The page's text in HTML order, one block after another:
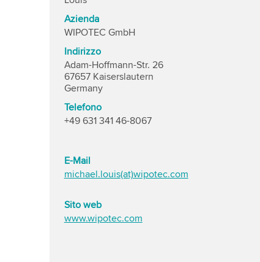
Azienda
WIPOTEC GmbH
Indirizzo
Adam-Hoffmann-Str. 26
67657 Kaiserslautern
Germany
Telefono
+49 631 341 46-8067
E-Mail
michael.louis(at)wipotec.com
Sito web
www.wipotec.com